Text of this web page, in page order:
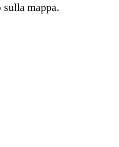
mappa.